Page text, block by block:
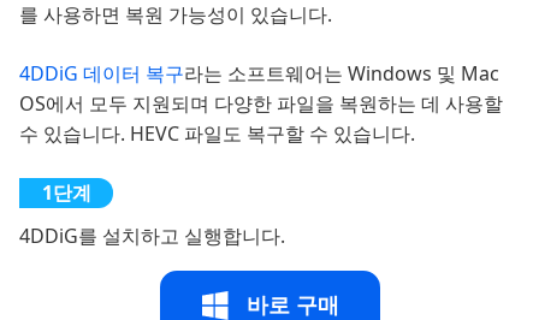
를 사용하면 복원 가능성이 있습니다.
4DDiG 데이터 복구라는 소프트웨어는 Windows 및 Mac
OS에서 모두 지원되며 다양한 파일을 복원하는 데 사용할
수 있습니다. HEVC 파일도 복구할 수 있습니다.
4DDiG를 설치하고 실행합니다.
바로 구매